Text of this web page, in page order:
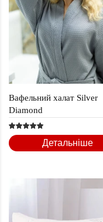
Вафельний халат Silver
Diamond
Детальніше